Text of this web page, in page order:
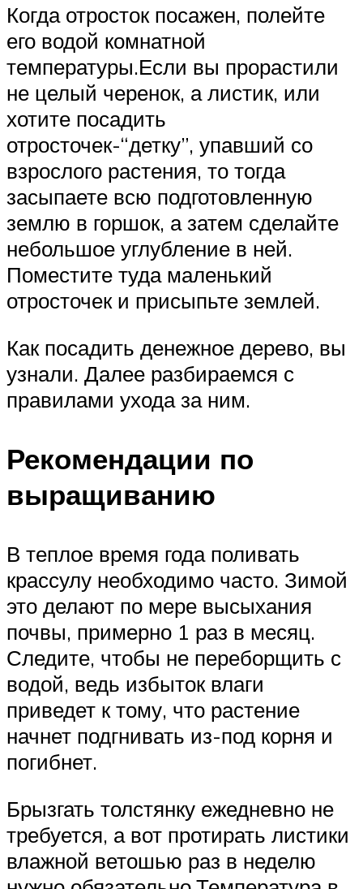
Когда отросток посажен, полейте
его водой комнатной
температуры.Если вы прорастили
не целый черенок, а листик, или
хотите посадить
отросточек-“детку”, упавший со
взрослого растения, то тогда
засыпаете всю подготовленную
землю в горшок, а затем сделайте
небольшое углубление в ней.
Поместите туда маленький
отросточек и присыпьте землей.
Как посадить денежное дерево, вы
узнали. Далее разбираемся с
правилами ухода за ним.
Рекомендации по
выращиванию
В теплое время года поливать
крассулу необходимо часто. Зимой
это делают по мере высыхания
почвы, примерно 1 раз в месяц.
Следите, чтобы не переборщить с
водой, ведь избыток влаги
приведет к тому, что растение
начнет подгнивать из-под корня и
погибнет.
Брызгать толстянку ежедневно не
требуется, а вот протирать листики
влажной ветошью раз в неделю